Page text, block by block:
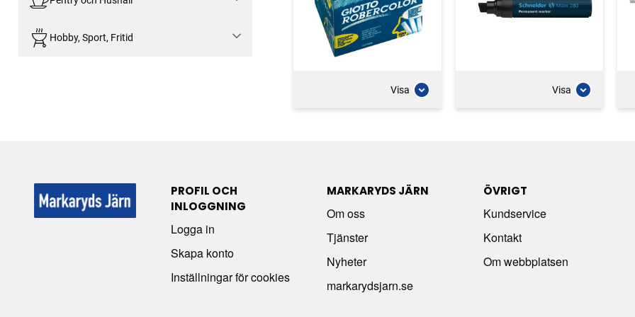
Hobby, Sport, Fritid
Visa Visa
PROFIL OCH
INLOGGNING
Logga in
Skapa konto
Inställningar för cookies
MARKARYDS JÄRN
Om oss
Tjänster
Nyheter
markarydsjarn.se
ÖVRIGT
Kundservice
Kontakt
Om webbplatsen